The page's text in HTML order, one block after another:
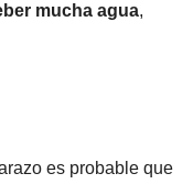
mucha agua,
es probable que